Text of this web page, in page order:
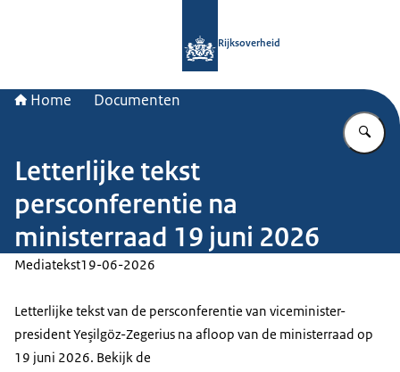
Rijksoverheid
Home Documenten
Letterlijke tekst
persconferentie na
ministerraad 19 juni 2026
Mediatekst19-06-2026
Letterlijke tekst van de persconferentie van viceminister-
president Yeşilgöz-Zegerius na afloop van de ministerraad op
19 juni 2026. Bekijk de